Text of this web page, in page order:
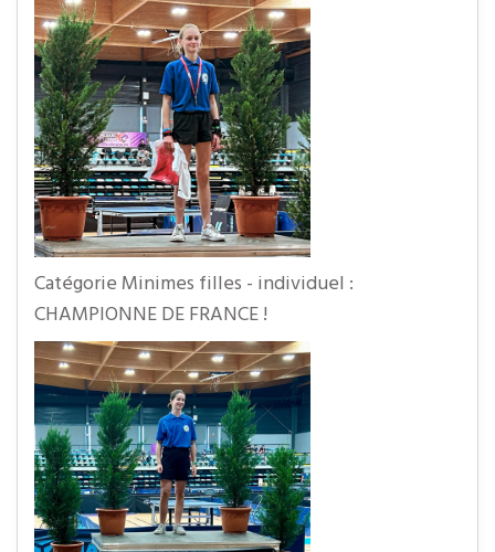
Catégorie Minimes filles - individuel :
CHAMPIONNE DE FRANCE !